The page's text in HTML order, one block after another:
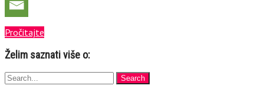
Pročitajte
Želim saznati više o: